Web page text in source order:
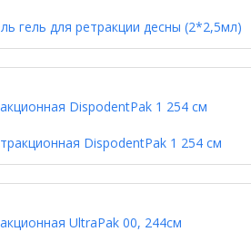
DispodentPak 1 254 см
UltraPak 00, 244см